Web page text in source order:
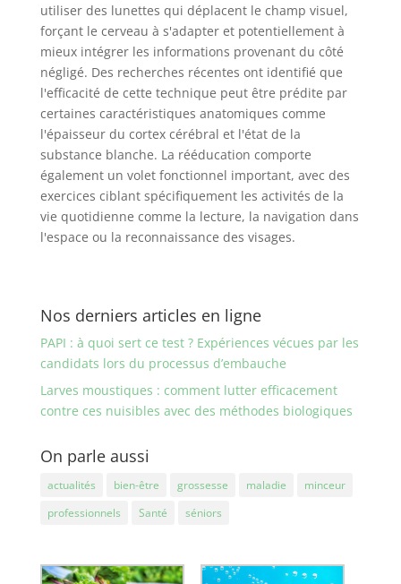
utiliser des lunettes qui déplacent le champ visuel,
forçant le cerveau à s'adapter et potentiellement à
mieux intégrer les informations provenant du côté
négligé. Des recherches récentes ont identifié que
l'efficacité de cette technique peut être prédite par
certaines caractéristiques anatomiques comme
l'épaisseur du cortex cérébral et l'état de la
substance blanche. La rééducation comporte
également un volet fonctionnel important, avec des
exercices ciblant spécifiquement les activités de la
vie quotidienne comme la lecture, la navigation dans
l'espace ou la reconnaissance des visages.
Nos derniers articles en ligne
PAPI : à quoi sert ce test ? Expériences vécues par les
candidats lors du processus d’embauche
Larves moustiques : comment lutter efficacement
contre ces nuisibles avec des méthodes biologiques
On parle aussi
actualités bien-être grossesse maladie
minceur
professionnels
Santé séniors